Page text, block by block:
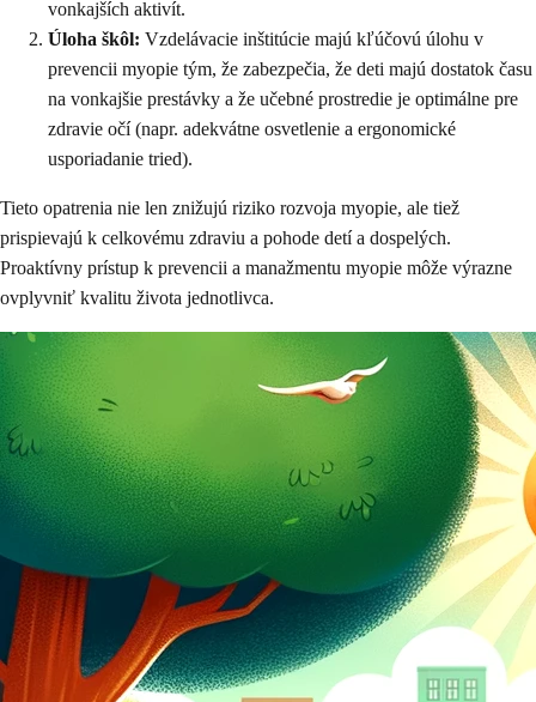
vonkajších aktivít.
Úloha škôl: Vzdelávacie inštitúcie majú kľúčovú úlohu v
prevencii myopie tým, že zabezpečia, že deti majú dostatok času
na vonkajšie prestávky a že učebné prostredie je optimálne pre
zdravie očí (napr. adekvátne osvetlenie a ergonomické
usporiadanie tried).
Tieto opatrenia nie len znižujú riziko rozvoja myopie, ale tiež
prispievajú k celkovému zdraviu a pohode detí a dospelých.
Proaktívny prístup k prevencii a manažmentu myopie môže výrazne
ovplyvniť kvalitu života jednotlivca.